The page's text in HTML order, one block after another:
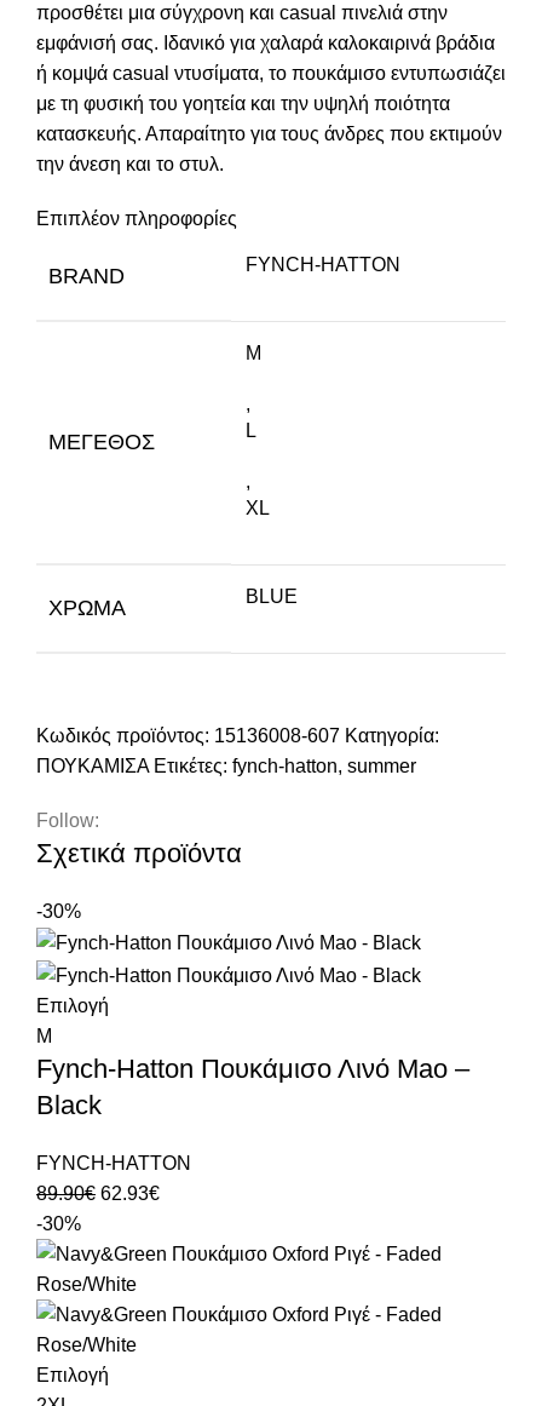
προσθέτει μια σύγχρονη και casual πινελιά στην
εμφάνισή σας. Ιδανικό για χαλαρά καλοκαιρινά βράδια
ή κομψά casual ντυσίματα, το πουκάμισο εντυπωσιάζει
με τη φυσική του γοητεία και την υψηλή ποιότητα
κατασκευής. Απαραίτητο για τους άνδρες που εκτιμούν
την άνεση και το στυλ.
Επιπλέον πληροφορίες
BRAND FYNCH-HATTON
ΜΈΓΕΘΟΣ
M
,
L
,
XL
ΧΡΏΜΑ BLUE
Κωδικός προϊόντος: 15136008-607 Κατηγορία:
ΠΟΥΚΑΜΙΣΑ Ετικέτες: fynch-hatton, summer
Follow:
Σχετικά προϊόντα
-30%
Επιλογή
M
Fynch-Hatton Πουκάμισο Λινό Μao –
Black
FYNCH-HATTON
89.90€ 62.93€
-30%
Επιλογή